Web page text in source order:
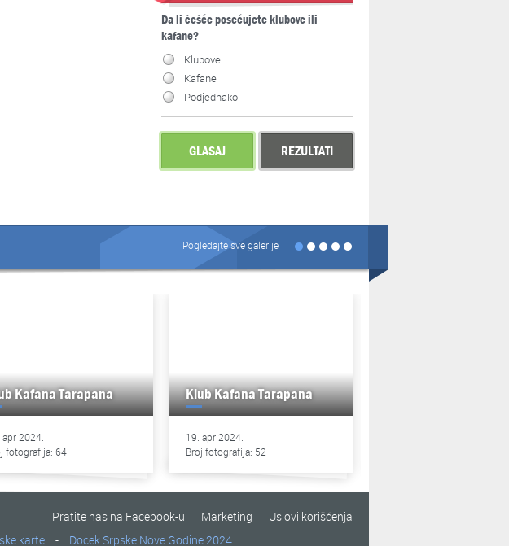
Da li češće posećujete klubove ili
kafane?
Klubove
Kafane
Podjednako
GLASAJ REZULTATI
Pogledajte sve galerije
Kafana Tarapana
apr 2024.
fotografija: 64
Klub Kafana Tarapana
19. apr 2024.
Broj fotografija: 52
Uslovi korišćenja
Marketing
Pratite nas na Facebook-u
karte - Docek Srpske Nove Godine 2024